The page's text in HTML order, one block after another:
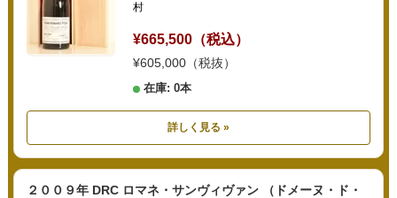
村
¥665,500（税込）
¥605,000（税抜）
在庫: 0本
詳しく見る »
２００９年 DRC ロマネ・サンヴィヴァン （ドメーヌ・ド・